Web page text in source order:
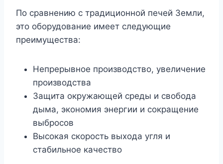
По сравнению с традиционной печей Земли,
это оборудование имеет следующие
преимущества:
Непрерывное производство, увеличение
производства
Защита окружающей среды и свобода
дыма, экономия энергии и сокращение
выбросов
Высокая скорость выхода угля и
стабильное качество